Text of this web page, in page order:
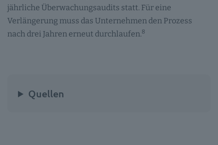
jährliche Überwachungsaudits statt. Für eine
Verlängerung muss das Unternehmen den Prozess
nach drei Jahren erneut durchlaufen.8
Quellen